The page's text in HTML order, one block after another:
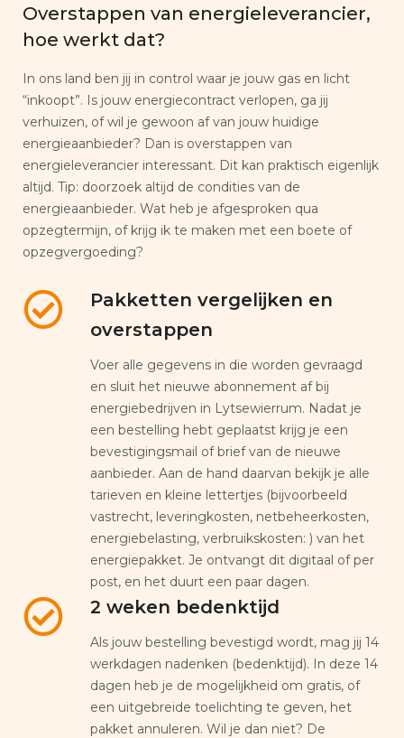
Overstappen van energieleverancier,
hoe werkt dat?
In ons land ben jij in control waar je jouw gas en licht
“inkoopt”. Is jouw energiecontract verlopen, ga jij
verhuizen, of wil je gewoon af van jouw huidige
energieaanbieder? Dan is overstappen van
energieleverancier interessant. Dit kan praktisch eigenlijk
altijd. Tip: doorzoek altijd de condities van de
energieaanbieder. Wat heb je afgesproken qua
opzegtermijn, of krijg ik te maken met een boete of
opzegvergoeding?
Pakketten vergelijken en
overstappen
Voer alle gegevens in die worden gevraagd
en sluit het nieuwe abonnement af bij
energiebedrijven in Lytsewierrum. Nadat je
een bestelling hebt geplaatst krijg je een
bevestigingsmail of brief van de nieuwe
aanbieder. Aan de hand daarvan bekijk je alle
tarieven en kleine lettertjes (bijvoorbeeld
vastrecht, leveringkosten, netbeheerkosten,
energiebelasting, verbruikskosten: ) van het
energiepakket. Je ontvangt dit digitaal of per
post, en het duurt een paar dagen.
2 weken bedenktijd
Als jouw bestelling bevestigd wordt, mag jij 14
werkdagen nadenken (bedenktijd). In deze 14
dagen heb je de mogelijkheid om gratis, of
een uitgebreide toelichting te geven, het
pakket annuleren. Wil je dan niet? De